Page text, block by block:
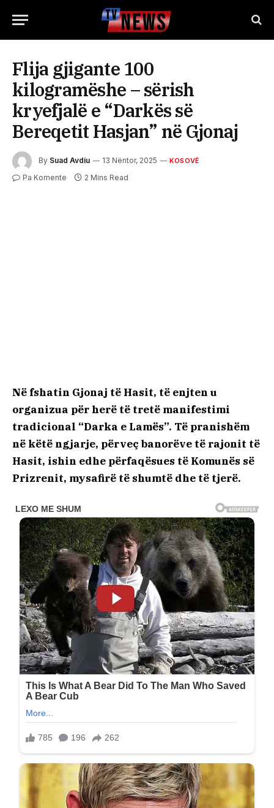
Flija gjigante 100
kilogramëshe – sërish
kryefjalë e “Darkës së
Bereqetit Hasjan” në Gjonaj
By Suad Avdiu 13 Nëntor, 2025 KOSOVË
Pa Komente 2 Mins Read
Në fshatin Gjonaj të Hasit, të enjten u
organizua për herë të tretë manifestimi
tradicional “Darka e Lamës”. Të pranishëm
në këtë ngjarje, përveç banorëve të rajonit të
Hasit, ishin edhe përfaqësues të Komunës së
Prizrenit, mysafirë të shumtë dhe të tjerë.